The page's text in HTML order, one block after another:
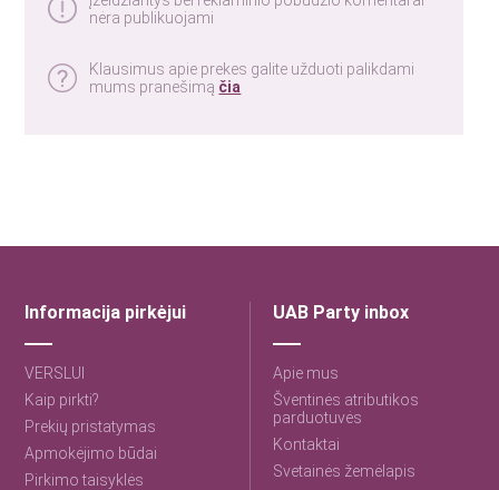
nėra publikuojami
Klausimus apie prekes galite užduoti palikdami
mums pranešimą čia
Informacija pirkėjui
VERSLUI
Kaip pirkti?
Prekių pristatymas
Apmokėjimo būdai
Pirkimo taisyklės
UAB Party inbox
Apie mus
Šventinės atributikos
parduotuvės
Kontaktai
Svetainės žemėlapis